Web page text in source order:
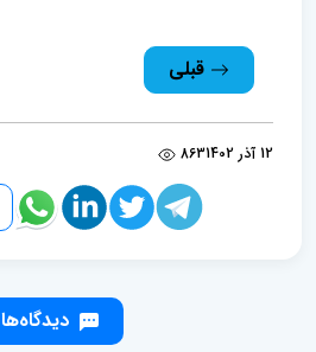
قبلی
12 آذر 1402 863
دیدگاه‌ها